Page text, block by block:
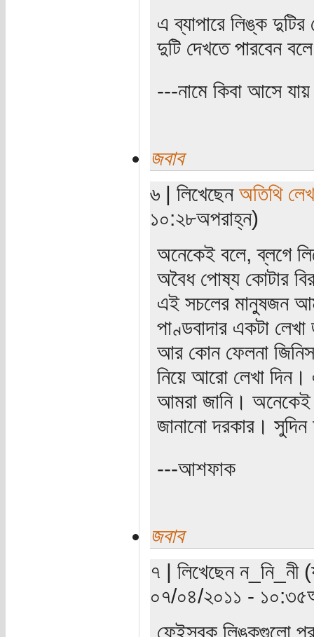
এ ব্যাপারে লিঙ্ক
দুটি দেখতে পারবেন
---নামে কিবা আসে যায়
জবাব
৬ | লিখেছেন অতিথি
১০:২৮অপরাহ্ন)
অনেকেই বলে, ব্লগে
অবৈধ পোষ্য কোটার
এই সচলের মানুষজন
পাণ্ডবাদার একটা
আর কোন ফেলনা
নিয়ে আরো লেখা
আমরা জানি। অনেকেই
জানানো দরকার।
---আশফাক
জবাব
৭ | লিখেছেন ন_নি_নী
০৭/০৪/২০১১ -
ফেইসবুক লিঙ্কগুলো